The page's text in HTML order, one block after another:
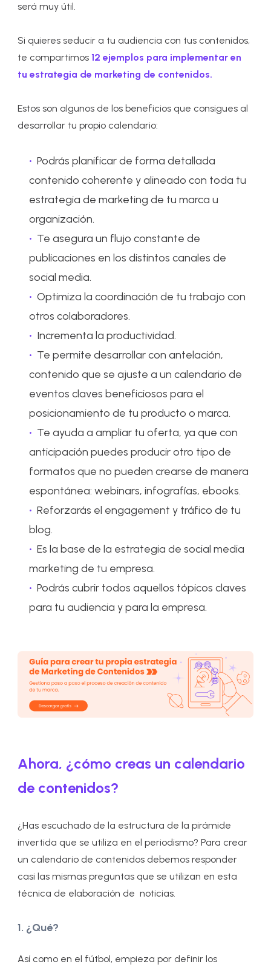
será muy útil.
Si quieres seducir a tu audiencia con tus contenidos,
te compartimos12 ejemplos para implementar en
tu estrategia de marketing de contenidos.
Estos son algunos de los beneficios que consigues al
desarrollar tu propio calendario:
Podrás planificar de forma detallada
contenido coherente y alineado con toda tu
estrategia de marketing de tu marca u
organización.
Te asegura un flujo constante de
publicaciones en los distintos canales de
social media.
Optimiza la coordinación de tu trabajo con
otros colaboradores.
Incrementa la productividad.
Te permite desarrollar con antelación,
contenido que se ajuste a un calendario de
eventos claves beneficiosos para el
posicionamiento de tu producto o marca.
Te ayuda a ampliar tu oferta, ya que con
anticipación puedes producir otro tipo de
formatos que no pueden crearse de manera
espontánea: webinars, infografías, ebooks.
Reforzarás el engagement y tráfico de tu
blog.
Es la base de la estrategia de social media
marketing de tu empresa.
Podrás cubrir todos aquellos tópicos claves
para tu audiencia y para la empresa.
Ahora, ¿cómo creas un calendario
de contenidos?
¿Has escuchado de la estructura de la pirámide
invertida que se utiliza en el periodismo? Para crear
un calendario de contenidos debemos responder
casi las mismas preguntas que se utilizan en esta
técnica de elaboración de noticias.
1. ¿Qué?
Así como en el fútbol, empieza por definir los